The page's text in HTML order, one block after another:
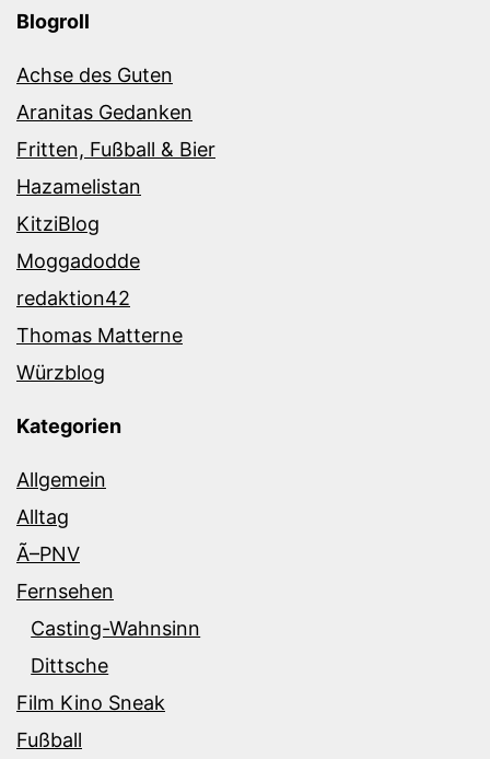
Blogroll
Achse des Guten
Aranitas Gedanken
Fritten, Fußball & Bier
Hazamelistan
KitziBlog
Moggadodde
redaktion42
Thomas Matterne
Würzblog
Kategorien
Allgemein
Alltag
Ã–PNV
Fernsehen
Casting-Wahnsinn
Dittsche
Film Kino Sneak
Fußball